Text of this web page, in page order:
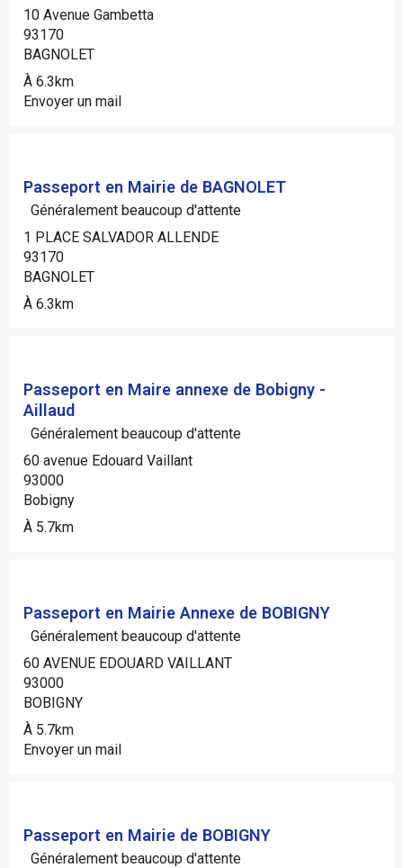
10 Avenue Gambetta
93170
BAGNOLET
À 6.3km
Envoyer un mail
Passeport en Mairie de BAGNOLET
Généralement beaucoup d'attente
1 PLACE SALVADOR ALLENDE
93170
BAGNOLET
À 6.3km
Passeport en Maire annexe de Bobigny -
Aillaud
Généralement beaucoup d'attente
60 avenue Edouard Vaillant
93000
Bobigny
À 5.7km
Passeport en Mairie Annexe de BOBIGNY
Généralement beaucoup d'attente
60 AVENUE EDOUARD VAILLANT
93000
BOBIGNY
À 5.7km
Envoyer un mail
Passeport en Mairie de BOBIGNY
Généralement beaucoup d'attente